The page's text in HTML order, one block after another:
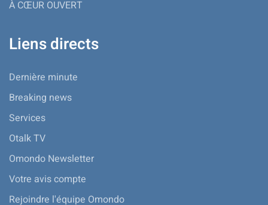
À CŒUR OUVERT
Liens directs
Dernière minute
Breaking news
Services
Otalk TV
Omondo Newsletter
Votre avis compte
Rejoindre l'équipe Omondo